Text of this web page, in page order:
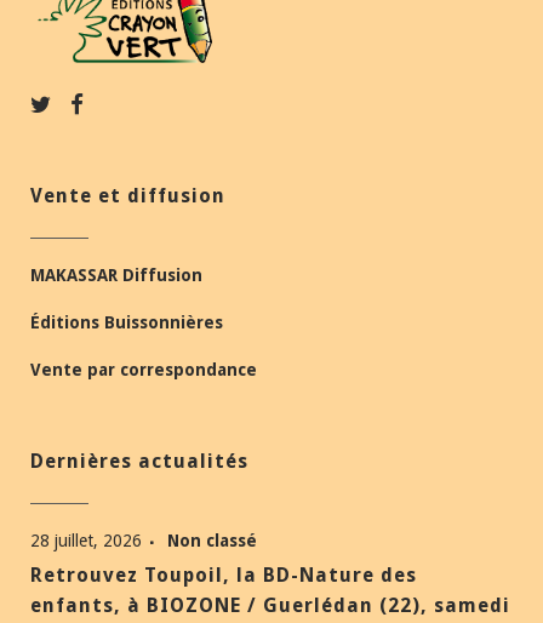
Vente et diffusion
MAKASSAR Diffusion
Éditions Buissonnières
Vente par correspondance
Dernières actualités
28 juillet, 2026 Non classé
Retrouvez Toupoil, la BD-Nature des
enfants, à BIOZONE / Guerlédan (22), samedi